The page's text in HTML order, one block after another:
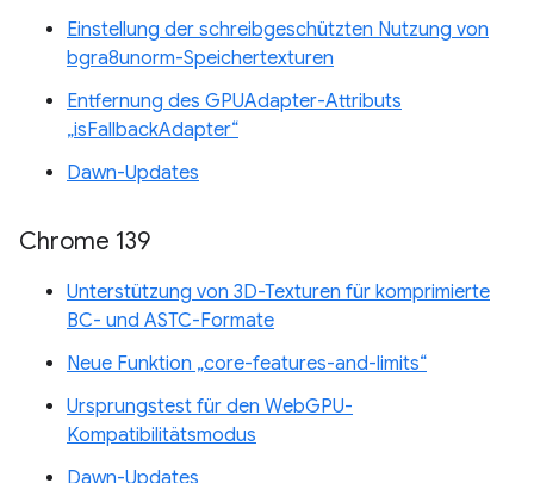
Einstellung der schreibgeschützten Nutzung von
bgra8unorm-Speichertexturen
Entfernung des GPUAdapter-Attributs
„isFallbackAdapter“
Dawn-Updates
Chrome 139
Unterstützung von 3D-Texturen für komprimierte
BC- und ASTC-Formate
Neue Funktion „core-features-and-limits“
Ursprungstest für den WebGPU-
Kompatibilitätsmodus
Dawn-Updates